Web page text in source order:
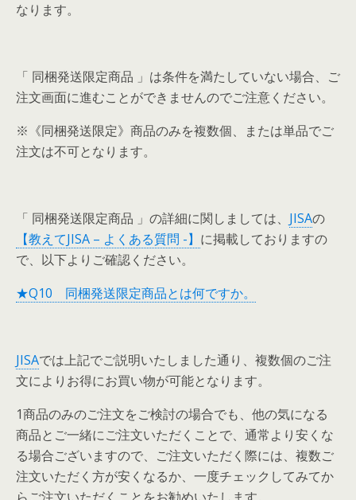
なります。
「 同梱発送限定商品 」は条件を満たしていない場合、ご
注文画面に進むことができませんのでご注意ください。
※《同梱発送限定》商品のみを複数個、または単品でご
注文は不可となります。
「 同梱発送限定商品 」の詳細に関しましては、 JISAの
【教えてJISA – よくある質問 -】 に掲載しておりますの
で、以下よりご確認ください。
★Q10 同梱発送限定商品とは何ですか。
JISAでは上記でご説明いたしました通り、複数個のご注
文によりお得にお買い物が可能となります。
1商品のみのご注文をご検討の場合でも、他の気になる
商品とご一緒にご注文いただくことで、通常より安くな
る場合ございますので、ご注文いただく際には、複数ご
注文いただく方が安くなるか、一度チェックしてみてか